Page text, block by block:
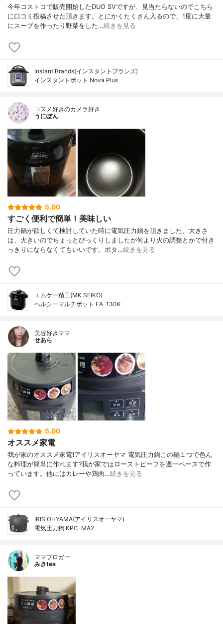
今年コストコで販売開始したDUO SVですが、見当たらないのでこちら
に口コミ投稿させた頂きます。とにかくたくさん入るので、1度に大量
にスープを作ったり野菜をした…続きを見る
Instant Brands(インスタントブランズ)
インスタントポット Nova Plus
コスメ好きのカメラ好き
うにぽん
5.00
すごく便利で簡単！美味しい
圧力鍋が欲しくて検討していた時に電気圧力鍋を頂きました。大きさ
は、大きいのでちょっとびっくりしましたが何より火の調整とかで付き
っきりにならなくてもいいです。ボタ…続きを見る
エムケー精工(MK SEIKO)
ヘルシーマルチポット EA-130K
美容好きママ
せあら
5.00
オススメ家電
我が家のオススメ家電❗アイリスオーヤマ 電気圧力鍋この鍋１つで色ん
な料理が簡単に作れます?我が家ではローストビーフを週一ペースで作
っています。他にはカレーや鶏肉…続きを見る
IRIS OHYAMA(アイリスオーヤマ)
電気圧力鍋 KPC-MA2
ママブロガー
みきtea